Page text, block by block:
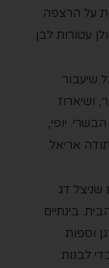
על הרצפה
עטורות לבן.
שיעבור
ושיארוז
יופי,
אריאל.
דג
בינתיים
וספות
לבנות